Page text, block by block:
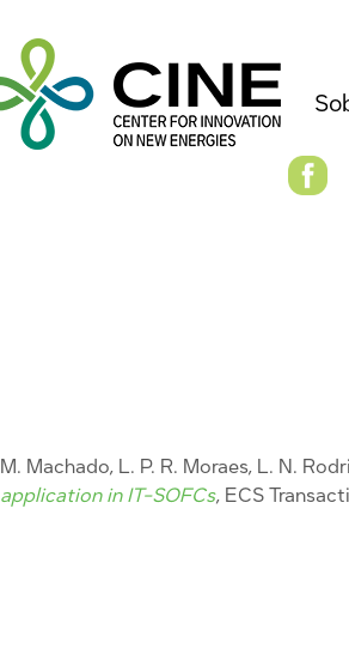
M. Machado, L. P. R. Moraes, L. N.
application in IT-SOFCs, ECS